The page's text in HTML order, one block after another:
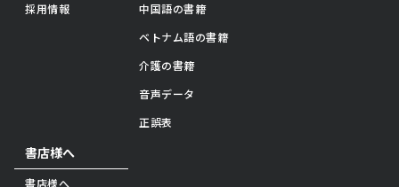
採用情報
中国語の書籍
ベトナム語の書籍
介護の書籍
音声データ
正誤表
書店様へ
書店様へ